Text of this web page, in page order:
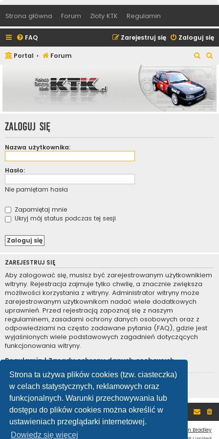
Strona ta używa plików cookies (tzw. ciasteczka)
w celach statystycznych, reklamowych oraz
funkcjonalnych. Warunki przechowywania lub
dostępu do plików cookies można określić w
ustawieniach przeglądarki internetowej.
Dowiedz się więcej
Strona główna Forum Zloty KTK Regulamin
FAQ Zaloguj się
Zarejestruj się
Portal Forum
z
u
k
z
u
k
a
Zaloguj się
Nazwa użytkownika:
Hasło:
Nie pamiętam hasła
Zapamiętaj mnie
Ukryj mój status podczas tej sesji
ZAREJESTRUJ SIĘ
Aby zalogować się, musisz być zarejestrowanym użytkownikiem
witryny. Rejestracja zajmuje tylko chwilę, a znacznie zwiększa
możliwości korzystania z witryny. Administrator witryny może
zarejestrowanym użytkownikom nadać wiele dodatkowych
uprawnień. Przed rejestracją zapoznaj się z naszym
regulaminem, zasadami ochrony danych osobowych oraz z
odpowiedziami na często zadawane pytania (FAQ), gdzie jest
wyjaśnionych wiele podstawowych zagadnień dotyczących
funkcjonowania witryny.
Regulamin|Zasady ochrony danych osobowych
Zarejestruj się
Portal Forum
Ian Bradley